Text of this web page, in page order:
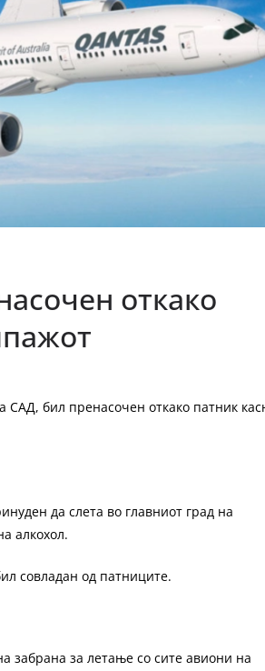
откако
САД, бил пренасочен откако патник
да слета во главниот град на
алкохол.
совладан од патниците.
забрана за летање со сите авиони на